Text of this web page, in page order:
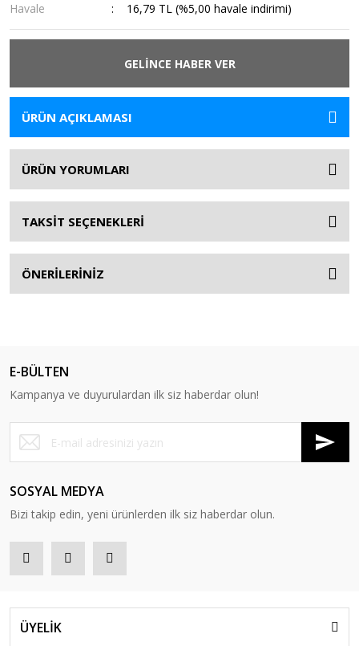
Havale
16,79 TL (%5,00 havale indirimi)
GELİNCE HABER VER
ÜRÜN AÇIKLAMASI
ÜRÜN YORUMLARI
TAKSİT SEÇENEKLERİ
ÖNERİLERİNİZ
E-BÜLTEN
Kampanya ve duyurulardan ilk siz haberdar olun!
SOSYAL MEDYA
Bizi takip edin, yeni ürünlerden ilk siz haberdar olun.
ÜYELİK